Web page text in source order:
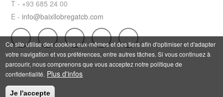
T - +93 685 24 00
E - info@baixllobregatcb.com
Ce site utilise des cookies eux-mêmes et des tiers afin d'optimiser et d'adapter
votre navigation et vos préférences, entre autres tâches. Si vous continuez à
parcourir, nous comprenons que vous acceptez notre politique de
confidentialité. Plus d'infos
Je l'accepte